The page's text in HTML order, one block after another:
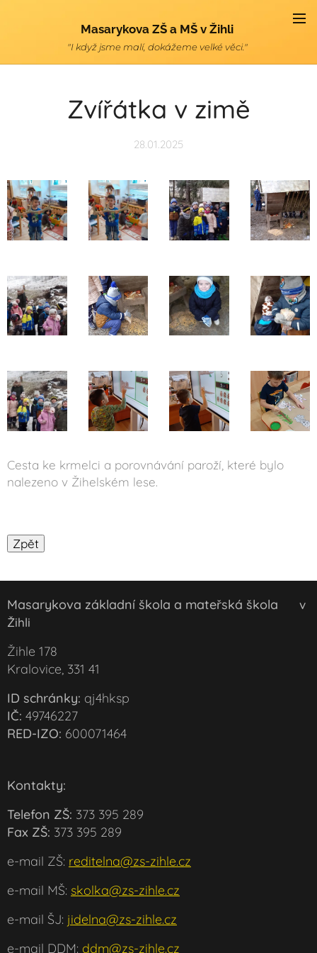
Masarykova ZŠ a MŠ v Žihli
"I když jsme malí, dokážeme velké věci."
Zvířátka v zimě
28.01.2025
Cesta ke krmelci a porovnávání paroží, které bylo
nalezeno v Žihelském lese.
Masarykova základní škola a mateřská škola v
Žihli
Žihle 178
Kralovice, 331 41
ID schránky: qj4hksp
IČ: 49746227
RED-IZO: 600071464
Kontakty:
Telefon ZŠ: 373 395 289
Fax ZŠ: 373 395 289
e-mail ZŠ: reditelna@zs-zihle.cz
e-mail MŠ: skolka@zs-zihle.cz
e-mail ŠJ: jidelna@zs-zihle.cz
e-mail DDM: ddm@zs-zihle.cz